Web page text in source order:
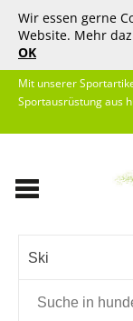
Wir essen gerne
Website. Mehr
OK
Mit unserer
Sportausrüstung aus
Ski